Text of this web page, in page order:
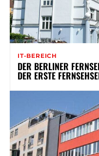
IT-BEREICH
DER BERLINER
DER ERSTE